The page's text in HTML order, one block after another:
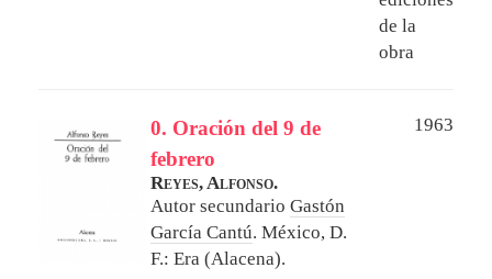
0. Oración del 9 de
febrero
1963
Reyes, Alfonso.
Autor secundario Gastón
García Cantú. México, D.
F.: Era (Alacena).